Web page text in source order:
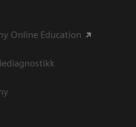
Online Education